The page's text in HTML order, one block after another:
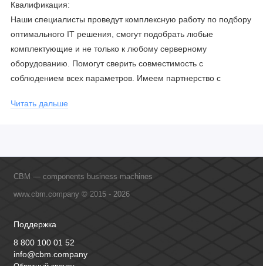
Квалификация:
Наши специалисты проведут комплексную работу по подбору
оптимального IT решения, смогут подобрать любые
комплектующие и не только к любому серверному
оборудованию. Помогут сверить совместимость с
соблюдением всех параметров. Имеем партнерство с
обучение сотрудников, что позволяет исключить ошибки даже
Читать дальше
CBM — components business machines
www.cbm.company © 2015 - 2026
Поддержка
8 800 100 01 52
info@cbm.company